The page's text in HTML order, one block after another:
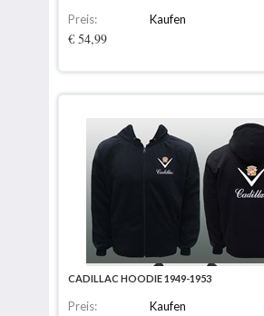
Preis:
€ 54,99
Kaufen
CADILLAC HOODIE 1949-1953
Preis: Kaufen